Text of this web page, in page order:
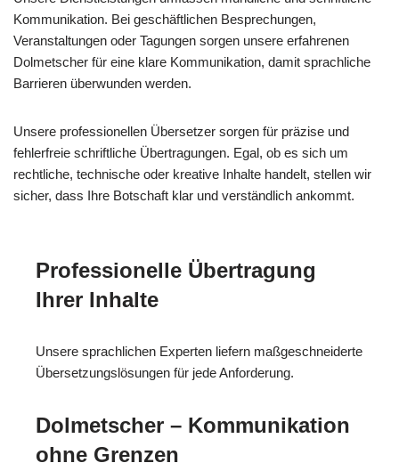
Kommunikation. Bei geschäftlichen Besprechungen,
Veranstaltungen oder Tagungen sorgen unsere erfahrenen
Dolmetscher für eine klare Kommunikation, damit sprachliche
Barrieren überwunden werden.
Unsere professionellen Übersetzer sorgen für präzise und
fehlerfreie schriftliche Übertragungen. Egal, ob es sich um
rechtliche, technische oder kreative Inhalte handelt, stellen wir
sicher, dass Ihre Botschaft klar und verständlich ankommt.
Professionelle Übertragung
Ihrer Inhalte
Unsere sprachlichen Experten liefern maßgeschneiderte
Übersetzungslösungen für jede Anforderung.
Dolmetscher – Kommunikation
ohne Grenzen